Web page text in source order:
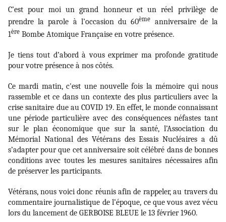
C’est pour moi un grand honneur et un réel privilège de
prendre la parole à l’occasion du 60ème anniversaire de la
1ère Bombe Atomique Française en votre présence.
Je tiens tout d’abord à vous exprimer ma profonde gratitude
pour votre présence à nos côtés.
Ce mardi matin, c'est une nouvelle fois la mémoire qui nous
rassemble et ce dans un contexte des plus particuliers avec la
crise sanitaire due au COVID 19. En effet, le monde connaissant
une période particulière avec des conséquences néfastes tant
sur le plan économique que sur la santé, l’Association du
Mémorial National des Vétérans des Essais Nucléaires a dû
s’adapter pour que cet anniversaire soit célébré dans de bonnes
conditions avec toutes les mesures sanitaires nécessaires afin
de préserver les participants.
Vétérans, nous voici donc réunis afin de rappeler, au travers du
commentaire journalistique de l’époque, ce que vous avez vécu
lors du lancement de GERBOISE BLEUE le 13 février 1960.